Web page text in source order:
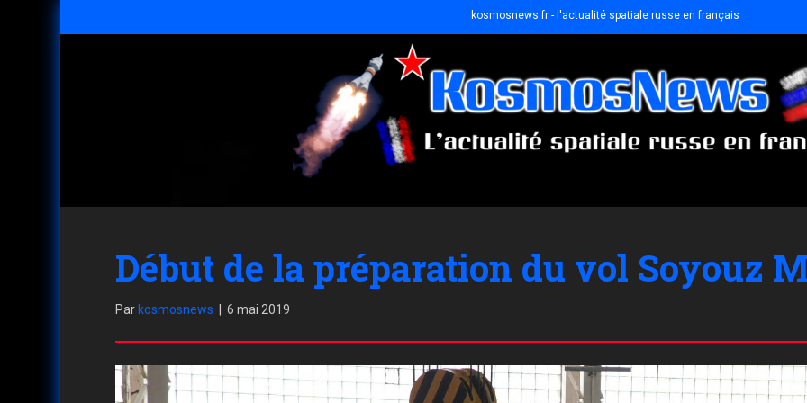
kosmosnews.fr - l'actualité spatiale russe en français
Début de la préparation du vol Soyouz
Par kosmosnews 6 mai 2019